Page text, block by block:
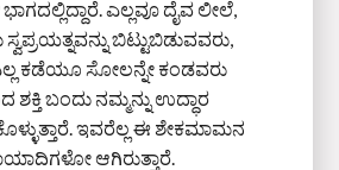
ಎಲ್ಲವೂ ದೈವ ಲೀಲೆ,
ಬಿಟ್ಟುಬಿಡುವವರು,
ಕಡೆಯೂ ಸೋಲನ್ನೇ ಕಂಡವರು
ಬಂದು ನಮ್ಮನ್ನು ಉದ್ಧಾರ
ಇವರೆಲ್ಲ ಈ ಶೇಕಮಾಮನ
ಆಗಿರುತ್ತಾರೆ.